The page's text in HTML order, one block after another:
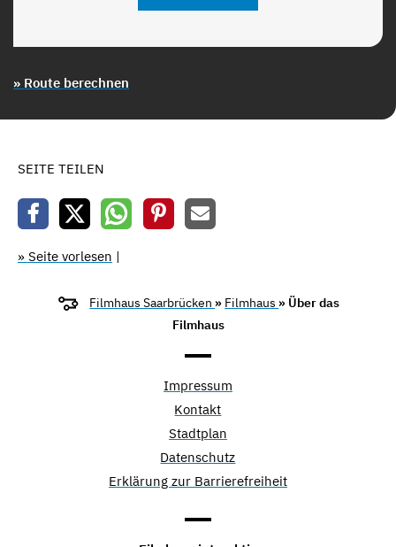
» Route berechnen
SEITE TEILEN
» Seite vorlesen |
Filmhaus Saarbrücken » Filmhaus » Über das
Filmhaus
Impressum
Kontakt
Stadtplan
Datenschutz
Erklärung zur Barrierefreiheit